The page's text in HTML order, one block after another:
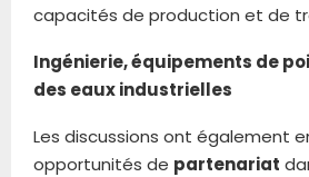
capacités de production et de
Ingénierie, équipements de
des eaux industrielles
Les discussions ont également
opportunités de partenariat